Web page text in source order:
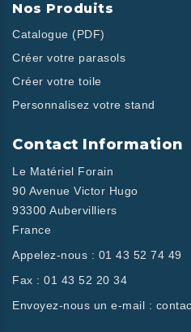
Nos Produits
Catalogue (PDF)
Créer votre parasols
Créer votre toile
Personnalisez votre stand
Contact Information
Le Matériel Forain
90 Avenue Victor Hugo
93300 Aubervilliers
France
Appelez-nous : 01 43 52 74 49
Fax : 01 43 52 20 34
Envoyez-nous un e-mail :